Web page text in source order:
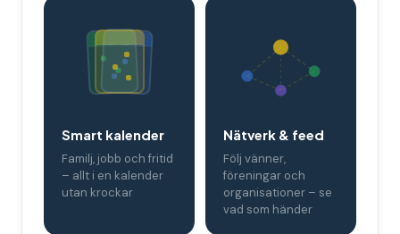
Smart kalender
Familj, jobb och fritid
– allt i en kalender
utan krockar
Nätverk & feed
Följ vänner,
föreningar och
organisationer – se
vad som händer